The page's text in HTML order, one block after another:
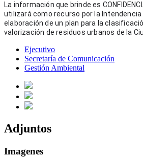
La información que brinde es
utilizará como recurso por la Intendencia
elaboración de un plan para la
valorización de residuos urbanos de la
Ejecutivo
Secretaría de Comunicación
Gestión Ambiental
Adjuntos
Imagenes